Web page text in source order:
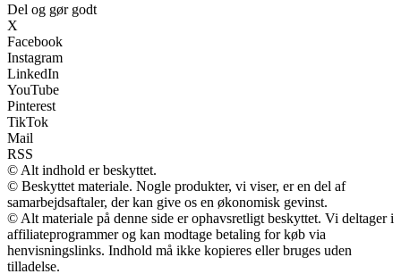
Del og gør godt
X
Facebook
Instagram
LinkedIn
YouTube
Pinterest
TikTok
Mail
RSS
© Alt indhold er beskyttet.
© Beskyttet materiale. Nogle produkter, vi viser, er en del af
samarbejdsaftaler, der kan give os en økonomisk gevinst.
© Alt materiale på denne side er ophavsretligt beskyttet. Vi deltager i
affiliateprogrammer og kan modtage betaling for køb via
henvisningslinks. Indhold må ikke kopieres eller bruges uden
tilladelse.